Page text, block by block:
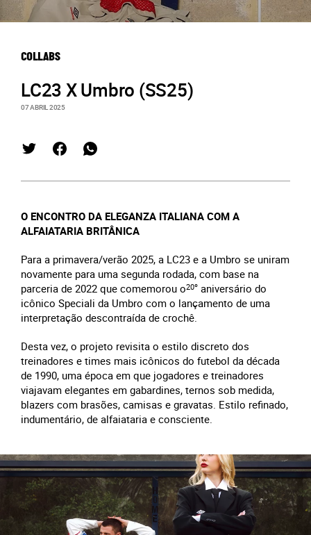
COLLABS
LC23 X Umbro (SS25)
07 ABRIL 2025
O ENCONTRO DA ELEGANZA ITALIANA COM A
ALFAIATARIA BRITÂNICA
Para a primavera/verão 2025, a LC23 e a Umbro se uniram
novamente para uma segunda rodada, com base na
parceria de 2022 que comemorou o20º aniversário do
icônico Speciali da Umbro com o lançamento de uma
interpretação descontraída de crochê.
Desta vez, o projeto revisita o estilo discreto dos
treinadores e times mais icônicos do futebol da década
de 1990, uma época em que jogadores e treinadores
viajavam elegantes em gabardines, ternos sob medida,
blazers com brasões, camisas e gravatas. Estilo refinado,
indumentário, de alfaiataria e consciente.